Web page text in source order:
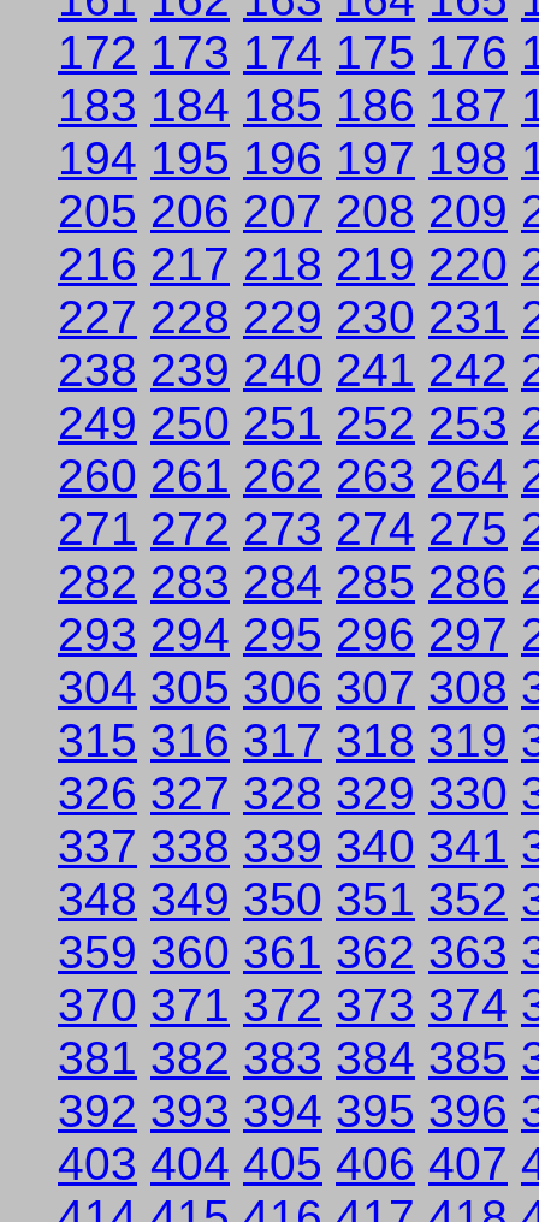
172 173 174 175 176
183 184 185 186 187
194 195 196 197 198
205 206 207 208 209
216 217 218 219 220
227 228 229 230 231
238 239 240 241 242
249 250 251 252 253
260 261 262 263 264
271 272 273 274 275
282 283 284 285 286
293 294 295 296 297
304 305 306 307 308
315 316 317 318 319
326 327 328 329 330
337 338 339 340 341
348 349 350 351 352
359 360 361 362 363
370 371 372 373 374
381 382 383 384 385
392 393 394 395 396
403 404 405 406 407